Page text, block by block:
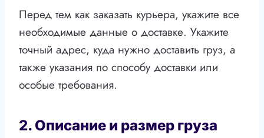
Перед тем как заказать курьера, укажите все
необходимые данные о доставке. Укажите
точный адрес, куда нужно доставить груз, а
также указания по способу доставки или
особые требования.
2. Описание и размер груза